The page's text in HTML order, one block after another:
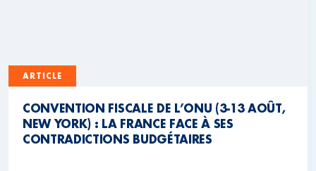
ARTICLE
CONVENTION FISCALE DE L’ONU (3-13 AOÛT,
NEW YORK) : LA FRANCE FACE À SES
CONTRADICTIONS BUDGÉTAIRES